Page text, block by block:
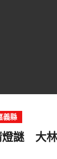
義縣
燈謎 大